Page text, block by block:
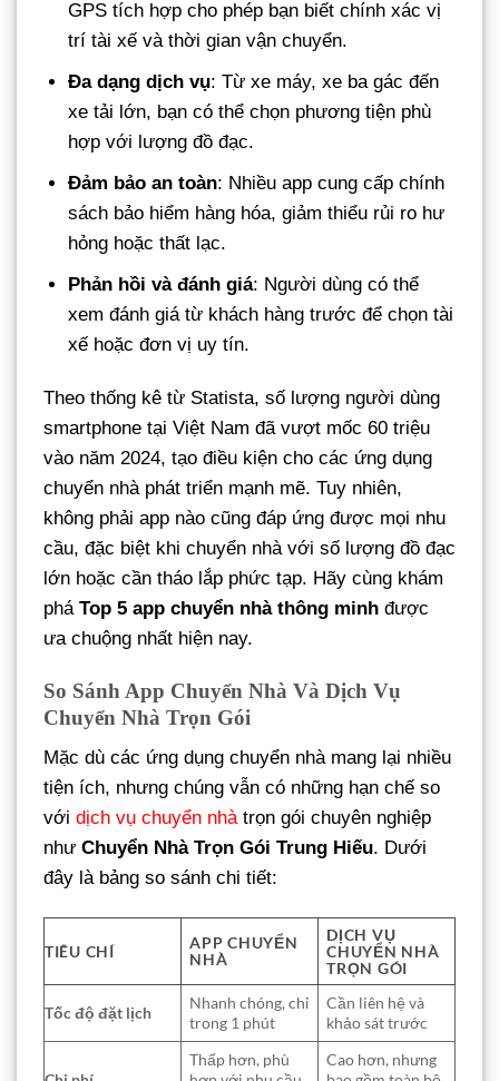
GPS tích hợp cho phép bạn biết chính xác vị
trí tài xế và thời gian vận chuyển.
Đa dạng dịch vụ: Từ xe máy, xe ba gác đến
xe tải lớn, bạn có thể chọn phương tiện phù
hợp với lượng đồ đạc.
Đảm bảo an toàn: Nhiều app cung cấp chính
sách bảo hiểm hàng hóa, giảm thiểu rủi ro hư
hỏng hoặc thất lạc.
Phản hồi và đánh giá: Người dùng có thể
xem đánh giá từ khách hàng trước để chọn tài
xế hoặc đơn vị uy tín.
Theo thống kê từ Statista, số lượng người dùng
smartphone tại Việt Nam đã vượt mốc 60 triệu
vào năm 2024, tạo điều kiện cho các ứng dụng
chuyển nhà phát triển mạnh mẽ. Tuy nhiên,
không phải app nào cũng đáp ứng được mọi nhu
cầu, đặc biệt khi chuyển nhà với số lượng đồ đạc
lớn hoặc cần tháo lắp phức tạp. Hãy cùng khám
phá Top 5 app chuyển nhà thông minh được
ưa chuộng nhất hiện nay.
So Sánh App Chuyển Nhà Và Dịch Vụ
Chuyển Nhà Trọn Gói
Mặc dù các ứng dụng chuyển nhà mang lại nhiều
tiện ích, nhưng chúng vẫn có những hạn chế so
với dịch vụ chuyển nhà trọn gói chuyên nghiệp
như Chuyển Nhà Trọn Gói Trung Hiếu. Dưới
đây là bảng so sánh chi tiết:
TIÊU CHÍ
APP CHUYỂN
NHÀ
DỊCH VỤ
CHUYỂN NHÀ
TRỌN GÓI
Tốc độ đặt lịch
Nhanh chóng, chỉ
trong 1 phút
Cần liên hệ và
khảo sát trước
Thấp hơn, phù
Cao hơn, nhưng